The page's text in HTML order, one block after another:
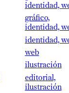
identidad,
gráfico,
identidad,
identidad,
web
ilustración
editorial,
ilustración